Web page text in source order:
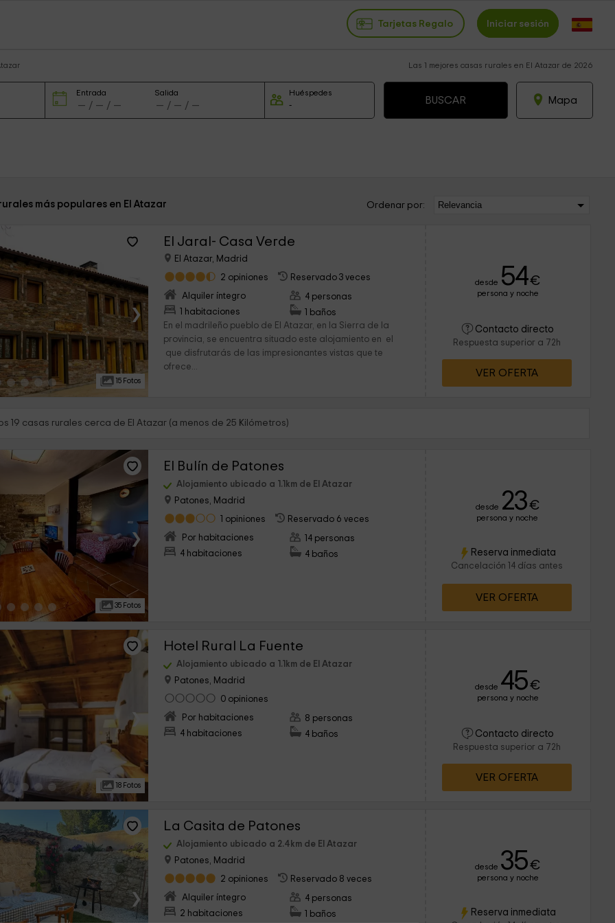
Tarjetas Regalo Iniciar sesión
Las 1 mejores casas rurales en El Atazar de 2026
Entrada Salida Huéspedes
Mapa
más populares en El Atazar Ordenar por:
›
15 Fotos
El Jaral- Casa Verde
El Atazar, Madrid
2 opiniones
Reservado 3 veces
Alquiler íntegro
1 habitaciones
4 personas
1 baños
En el madrileño pueblo de El Atazar, en la Sierra de la
provincia, se encuentra situado este alojamiento en el
que disfrutarás de las impresionantes vistas que te
ofrece...
desde 54€
persona y noche
Contacto directo
Respuesta superior a 72h
VER OFERTA
19 casas rurales cerca de El Atazar (a menos de 25 Kilómetros)
›
35 Fotos
El Bulín de Patones
Alojamiento ubicado a 1.1km de El Atazar
Patones, Madrid
1 opiniones
Reservado 6 veces
Por habitaciones
4 habitaciones
14 personas
4 baños
desde 23€
persona y noche
Reserva inmediata
Cancelación 14 días antes
VER OFERTA
›
18 Fotos
Hotel Rural La Fuente
Alojamiento ubicado a 1.1km de El Atazar
Patones, Madrid
0 opiniones
Por habitaciones
4 habitaciones
8 personas
4 baños
desde 45€
persona y noche
Contacto directo
Respuesta superior a 72h
VER OFERTA
›
La Casita de Patones
Alojamiento ubicado a 2.4km de El Atazar
Patones, Madrid
2 opiniones
Reservado 8 veces
Alquiler íntegro
2 habitaciones
4 personas
1 baños
desde 35€
persona y noche
Reserva inmediata